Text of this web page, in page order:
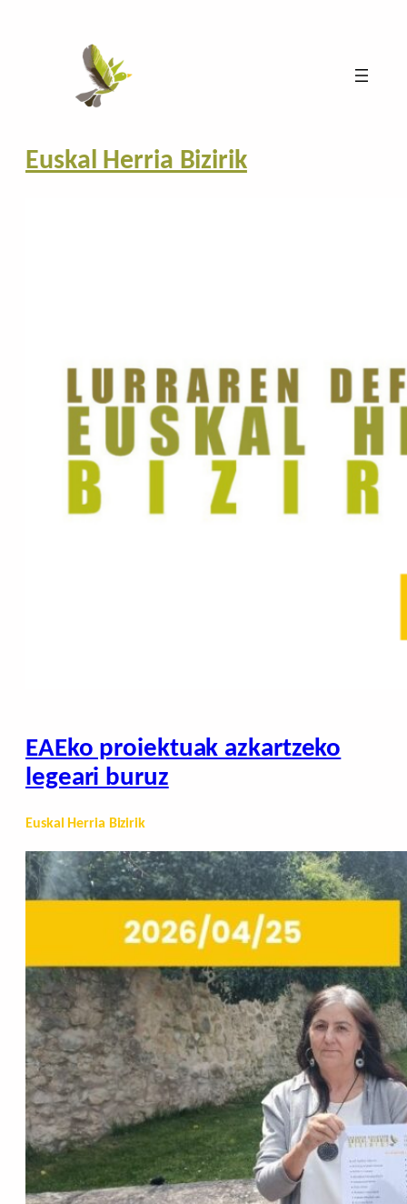
Euskal Herria Bizirik
EAEko proiektuak azkartzeko
legeari buruz
Euskal Herria Bizirik